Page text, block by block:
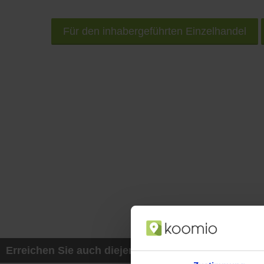
Für den inhabergeführten Einzelhandel
Erreichen Sie auch diejenigen Kunden, die mit